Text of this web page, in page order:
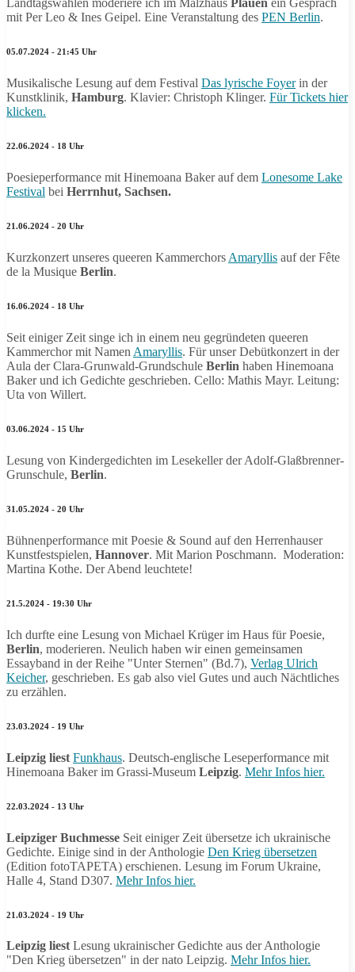
mit Per Leo & Ines Geipel. Eine Veranstaltung des PEN Berlin.
05.07.2024 - 21:45 Uhr
Musikalische Lesung auf dem Festival Das lyrische Foyerin der
Kunstklinik, Hamburg. Klavier: Christoph Klinger. Für Tickets hier
klicken.
22.06.2024 - 18 Uhr
Poesieperformance mit Hinemoana Baker auf dem Lonesome Lake
Festival bei Herrnhut, Sachsen.
21.06.2024 - 20 Uhr
Kurzkonzert unseres queeren Kammerchors Amaryllis auf der Fête
de la Musique Berlin.
16.06.2024 - 18 Uhr
Seit einiger Zeit singe ich in einem neu gegründeten queeren
Kammerchor mit Namen Amaryllis. Für unser Debütkonzert in der
Aula der Clara-Grunwald-Grundschule Berlin haben Hinemoana
Baker und ich Gedichte geschrieben. Cello: Mathis Mayr. Leitung:
Uta von Willert.
03.06.2024 - 15 Uhr
Lesung von Kindergedichten im Lesekeller der Adolf-Glaßbrenner-
Grunschule, Berlin.
31.05.2024 - 20 Uhr
Bühnenperformance mit Poesie & Sound auf den Herrenhauser
Kunstfestspielen, Hannover. Mit Marion Poschmann. Moderation:
Martina Kothe. Der Abend leuchtete!
21.5.2024 - 19:30 Uhr
Ich durfte eine Lesung von Michael Krüger im Haus für Poesie,
Berlin, moderieren. Neulich haben wir einen gemeinsamen
Essayband in der Reihe "Unter Sternen" (Bd.7), Verlag Ulrich
Keicher, geschrieben. Es gab also viel Gutes und auch Nächtliches
zu erzählen.
23.03.2024 - 19 Uhr
Leipzig liest Funkhaus. Deutsch-englische Leseperformance mit
Hinemoana Baker im Grassi-Museum Leipzig. Mehr Infos hier.
22.03.2024 - 13 Uhr
Leipziger Buchmesse Seit einiger Zeit übersetze ich ukrainische
Gedichte. Einige sind in der Anthologie Den Krieg übersetzen
(Edition fotoTAPETA) erschienen. Lesung im Forum Ukraine,
Halle 4, Stand D307. Mehr Infos hier.
21.03.2024 - 19 Uhr
Leipzig liestLesung ukrainischer Gedichte aus der Anthologie
"Den Krieg übersetzen" in der nato Leipzig. Mehr Infos hier.